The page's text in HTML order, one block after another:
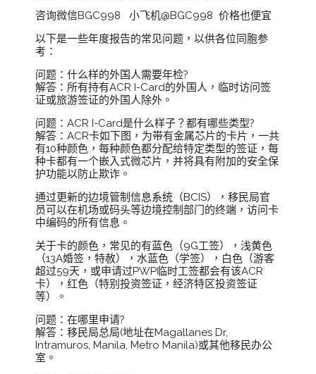
咨询微信BGC998 小飞机@BGC998 价格也便宜
以下是一些年度报告的常见问题，以供各位同胞参
考：
问题：什么样的外国人需要年检?
解答：所有持有ACR I-Card的外国人，临时访问签
证或旅游签证的外国人除外。
问题：ACR I-Card是什么样子？都有哪些类型?
解答：ACR卡如下图，为带有金属芯片的卡片，一共
有10种颜色，每种颜色都分配给特定类型的签证，每
种卡都有一个嵌入式微芯片，并将具有附加的安全保
护功能以防止欺诈。
通过更新的边境管制信息系统（BCIS），移民局官
员可以在机场或码头等边境控制部门的终端，访问卡
中编码的所有信息。
关于卡的颜色，常见的有蓝色（9G工签），浅黄色
（13A婚签，特赦），水蓝色（学签），白色（游客
超过59天，或申请过PWP临时工签都会有该ACR
卡），红色（特别投资签证，经济特区投资签证
等）。
问题：在哪里申请?
解答：移民局总局(地址在Magallanes Dr,
Intramuros, Manila, Metro Manila)或其他移民办公
室。